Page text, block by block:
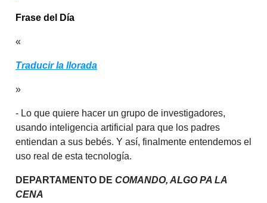
Frase del Día
«
Traducir la llorada
»
- Lo que quiere hacer un grupo de investigadores,
usando inteligencia artificial para que los padres
entiendan a sus bebés. Y así, finalmente entendemos el
uso real de esta tecnología.
DEPARTAMENTO DE COMANDO, ALGO PA LA
CENA